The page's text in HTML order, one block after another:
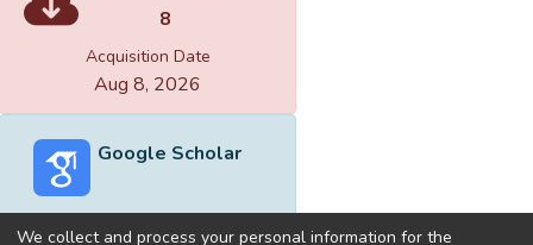
8
Acquisition Date
Aug 8, 2026
Google Scholar
We collect and process your personal information for the